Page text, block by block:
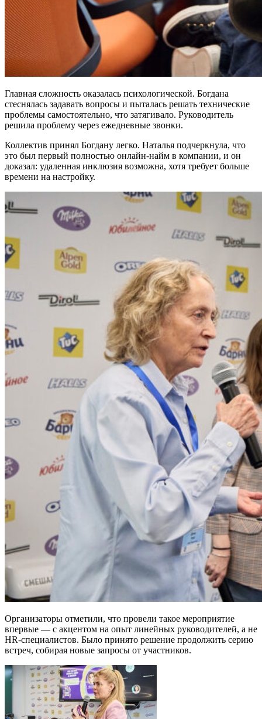
Главная сложность оказалась психологической. Богдана
стеснялась задавать вопросы и пыталась решать технические
проблемы самостоятельно, что затягивало. Руководитель
решила проблему через ежедневные звонки.
Коллектив принял Богдану легко. Наталья подчеркнула, что
это был первый полностью онлайн-найм в компании, и он
доказал: удаленная инклюзия возможна, хотя требует больше
времени на настройку.
Организаторы отметили, что провели такое мероприятие
впервые — с акцентом на опыт линейных руководителей, а не
HR-специалистов. Было принято решение продолжить серию
встреч, собирая новые запросы от участников.